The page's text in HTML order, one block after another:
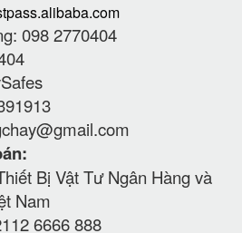
098 2770404
Bị Vật Tư Ngân Hàng và
Nam
6666 888